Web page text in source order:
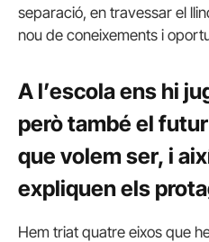
separació, en travessar el
nou de coneixements i
A l’escola ens hi
però també el
que volem ser, i
expliquen els
Hem triat quatre eixos que